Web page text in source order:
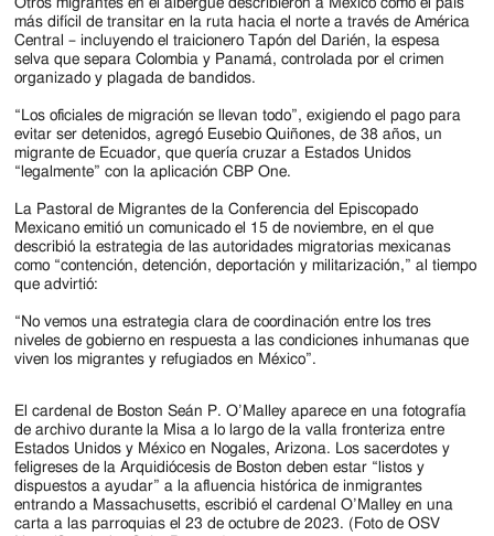
más difícil de transitar en la ruta hacia el norte a través de América
Central – incluyendo el traicionero Tapón del Darién, la espesa
selva que separa Colombia y Panamá, controlada por el crimen
organizado y plagada de bandidos.
“Los oficiales de migración se llevan todo”, exigiendo el pago para
evitar ser detenidos, agregó Eusebio Quiñones, de 38 años, un
migrante de Ecuador, que quería cruzar a Estados Unidos
“legalmente” con la aplicación CBP One.
La Pastoral de Migrantes de la Conferencia del Episcopado
Mexicano emitió un comunicado el 15 de noviembre, en el que
describió la estrategia de las autoridades migratorias mexicanas
como “contención, detención, deportación y militarización,” al tiempo
que advirtió:
“No vemos una estrategia clara de coordinación entre los tres
niveles de gobierno en respuesta a las condiciones inhumanas que
viven los migrantes y refugiados en México”.
El cardenal de Boston Seán P. O’Malley aparece en una fotografía
de archivo durante la Misa a lo largo de la valla fronteriza entre
Estados Unidos y México en Nogales, Arizona. Los sacerdotes y
feligreses de la Arquidiócesis de Boston deben estar “listos y
dispuestos a ayudar” a la afluencia histórica de inmigrantes
entrando a Massachusetts, escribió el cardenal O’Malley en una
carta a las parroquias el 23 de octubre de 2023. (Foto de OSV